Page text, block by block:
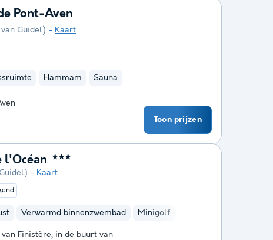
Pont-Aven
van Guidel) Kaart
Hammam Sauna
Toon prijzen
l'Océan ★★★
Kaart
Verwarmd binnenzwembad Minigolf
Finistère, in de buurt van